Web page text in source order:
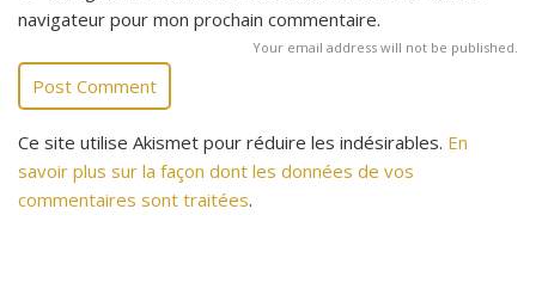
navigateur pour mon prochain commentaire.
Your email address will not be published.
Ce site utilise Akismet pour réduire les indésirables. En
savoir plus sur la façon dont les données de vos
commentaires sont traitées.